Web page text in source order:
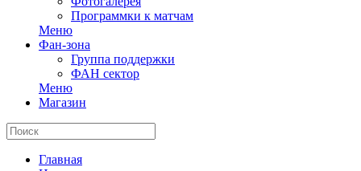
Программки к матчам
Меню
Фан-зона
Группа поддержки
ФАН сектор
Меню
Магазин
Главная